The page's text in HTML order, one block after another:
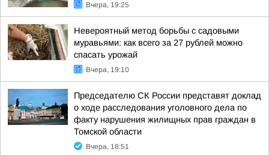
Вчера, 19:25
Невероятный метод борьбы с садовыми
муравьями: как всего за 27 рублей можно
спасать урожай
Вчера, 19:10
Председателю СК России представят доклад
о ходе расследования уголовного дела по
факту нарушения жилищных прав граждан в
Томской области
Вчера, 18:51